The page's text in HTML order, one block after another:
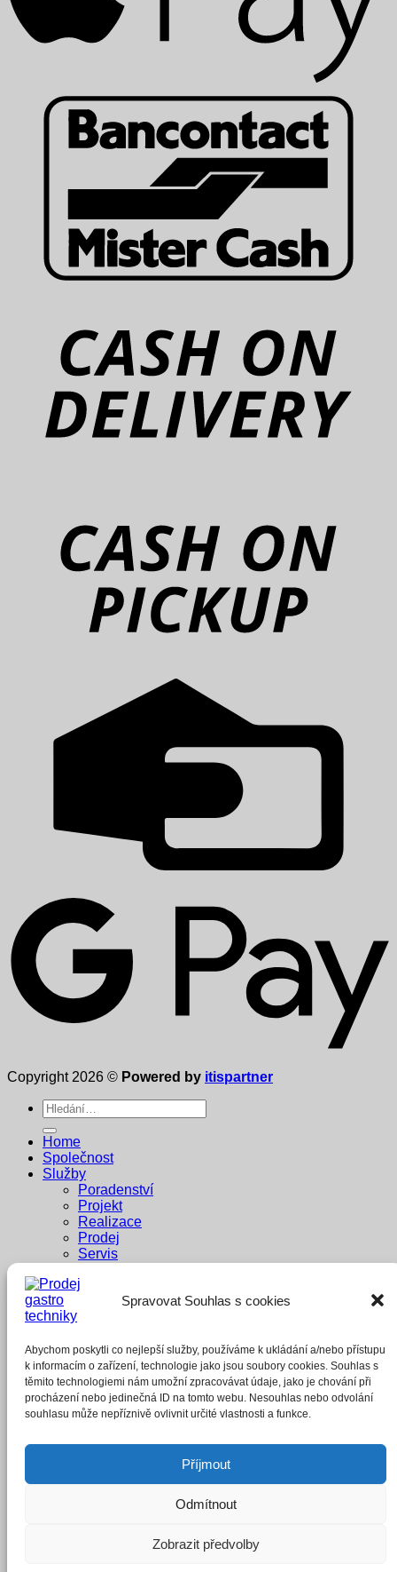
Spravovat Souhlas s cookies
Abychom poskytli co nejlepší služby, používáme k ukládání a/nebo přístupu
k informacím o zařízení, technologie jako jsou soubory cookies. Souhlas s
těmito technologiemi nám umožní zpracovávat údaje, jako je chování při
procházení nebo jedinečná ID na tomto webu. Nesouhlas nebo odvolání
souhlasu může nepříznivě ovlivnit určité vlastnosti a funkce.
Příjmout
Odmítnout
Zobrazit předvolby
Copyright 2026 © Powered by itispartner
Hledat:
Home
Společnost
Služby
Poradenství
Projekt
Realizace
Prodej
Servis
Reference
Penzion Pastouška
Whisky Bar
E-shop
Přihlášení
Heslo*Povinné